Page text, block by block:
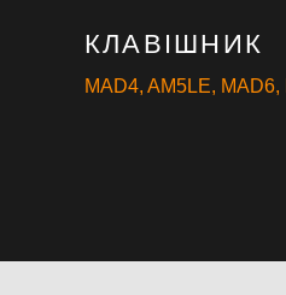
КЛАВІШНИК
MAD4, AM5LE, MAD6,